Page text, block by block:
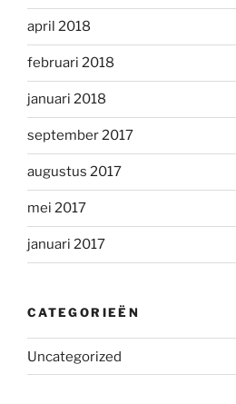
april 2018
februari 2018
januari 2018
september 2017
augustus 2017
mei 2017
januari 2017
CATEGORIEËN
Uncategorized